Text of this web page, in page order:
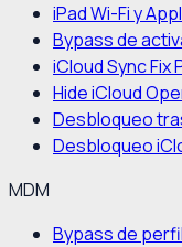
iPad Wi-Fi y
Bypass de
iCloud Sync Fix
Hide iCloud
Desbloqueo
Desbloqueo
MDM
Bypass de